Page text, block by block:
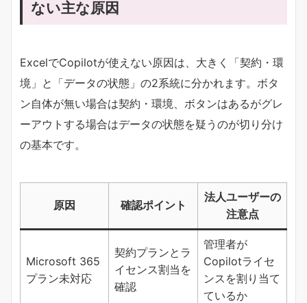
ない主な原因
ExcelでCopilotが使えない原因は、大きく「契約・環
境」と「データの状態」の2系統に分かれます。ボタ
ン自体が無い場合は契約・環境、ボタンはあるがグレ
ーアウトする場合はデータの状態を疑うのが切り分け
の基本です。
原因 確認ポイント
法人ユーザーの
注意点
Microsoft 365
プラン未対応
契約プランとラ
イセンス割当を
確認
管理者が
Copilotライセ
ンスを割り当て
ているか